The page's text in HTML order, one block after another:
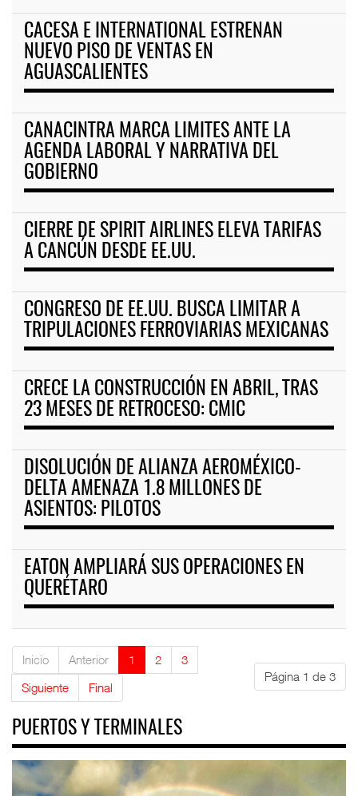
CACESA E INTERNATIONAL ESTRENAN
NUEVO PISO DE VENTAS EN
AGUASCALIENTES
CANACINTRA MARCA LIMITES ANTE LA
AGENDA LABORAL Y NARRATIVA DEL
GOBIERNO
CIERRE DE SPIRIT AIRLINES ELEVA TARIFAS
A CANCÚN DESDE EE.UU.
CONGRESO DE EE.UU. BUSCA LIMITAR A
TRIPULACIONES FERROVIARIAS MEXICANAS
CRECE LA CONSTRUCCIÓN EN ABRIL, TRAS
23 MESES DE RETROCESO: CMIC
DISOLUCIÓN DE ALIANZA AEROMÉXICO-
DELTA AMENAZA 1.8 MILLONES DE
ASIENTOS: PILOTOS
EATON AMPLIARÁ SUS OPERACIONES EN
QUERÉTARO
Página 1 de 3
Inicio Anterior 1 2
3
Siguiente
Final
PUERTOS Y TERMINALES